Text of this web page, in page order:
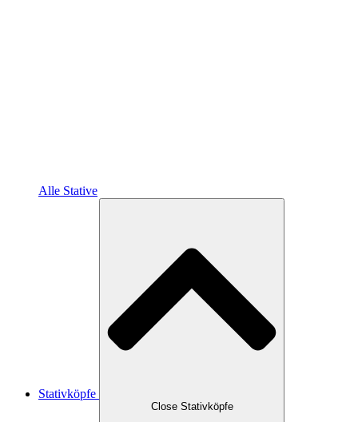
Alle Stative
Stativköpfe
Close Stativköpfe